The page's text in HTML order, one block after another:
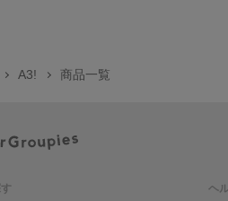
A3! 商品一覧
ヘ